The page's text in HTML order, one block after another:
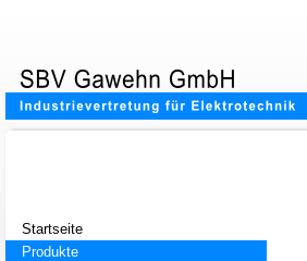
Startseite
Produkte